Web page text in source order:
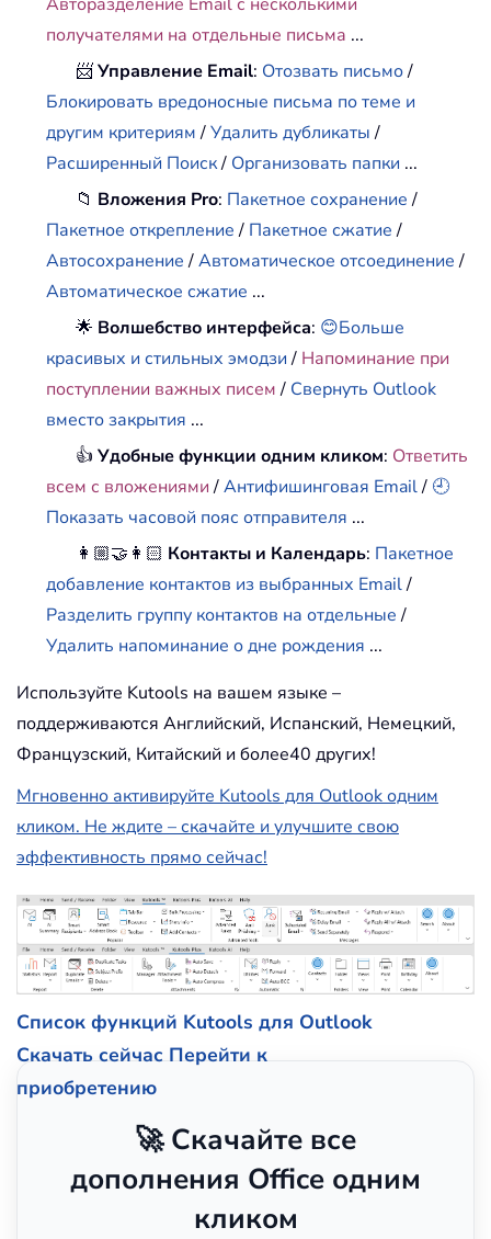
получателями на отдельные письма ...
📨Управление Email: Отозвать письмо/
Блокировать вредоносные письма по теме и
другим критериям/Удалить дубликаты/
Расширенный Поиск/ Организовать папки ...
📁 Вложения Pro: Пакетное сохранение/
Пакетное открепление/ Пакетное сжатие/
Автосохранение/Автоматическое отсоединение/
Автоматическое сжатие ...
🌟 Волшебство интерфейса: 😊Больше
красивых и стильных эмодзи/ Напоминание при
поступлении важных писем/ Свернуть Outlook
вместо закрытия ...
👍Удобные функции одним кликом: Ответить
всем с вложениями /Антифишинговая Email/ 🕘
Показать часовой пояс отправителя ...
👩🏼‍🤝‍👩🏻 Контакты и Календарь: Пакетное
добавление контактов из выбранных Email/
Разделить группу контактов на отдельные/
Удалить напоминание о дне рождения ...
Используйте Kutools на вашем языке –
поддерживаются Английский, Испанский, Немецкий,
Французский, Китайский и более40 других!
Мгновенно активируйте Kutools для Outlook одним
кликом. Не ждите – скачайте и улучшите свою
эффективность прямо сейчас!
Список функций Kutools для Outlook
Скачать сейчас Перейти к
приобретению
🚀 Скачайте все
дополнения Office одним
кликом